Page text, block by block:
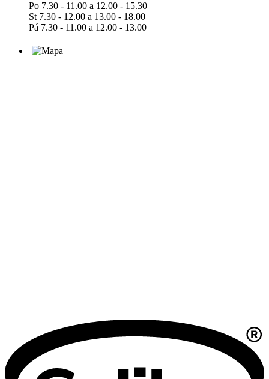
Po 7.30 - 11.00 a 12.00 - 15.30
St 7.30 - 12.00 a 13.00 - 18.00
Pá 7.30 - 11.00 a 12.00 - 13.00